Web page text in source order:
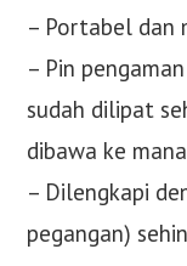
– Portabel dan
– Pin
sudah dilipat
dibawa ke
– Dilengkapi
pegangan)